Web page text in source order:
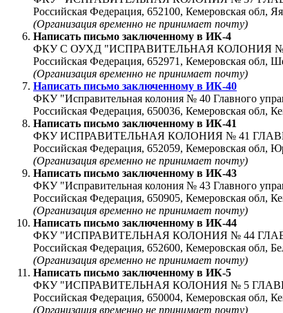
Российская Федерация, 652100, Кемеровская
(Организация временно не принимает почту)
Написать письмо заключенному в ИК-4
ФКУ С ОУХД "ИСПРАВИТЕЛЬНАЯ КОЛОНИЯ
Российская Федерация, 652971, Кемеровская
(Организация временно не принимает почту)
Написать письмо заключенному в ИК-40
ФКУ "Исправительная колония № 40 Главного
Российская Федерация, 650036, Кемеровская
Написать письмо заключенному в ИК-41
ФКУ ИСПРАВИТЕЛЬНАЯ КОЛОНИЯ № 41
Российская Федерация, 652059, Кемеровская
(Организация временно не принимает почту)
Написать письмо заключенному в ИК-43
ФКУ "Исправительная колония № 43 Главного
Российская Федерация, 650905, Кемеровская обл,
(Организация временно не принимает почту)
Написать письмо заключенному в ИК-44
ФКУ "ИСПРАВИТЕЛЬНАЯ КОЛОНИЯ № 44
Российская Федерация, 652600, Кемеровская обл,
(Организация временно не принимает почту)
Написать письмо заключенному в ИК-5
ФКУ "ИСПРАВИТЕЛЬНАЯ КОЛОНИЯ № 5
Российская Федерация, 650004, Кемеровская
(Организация временно не принимает почту)